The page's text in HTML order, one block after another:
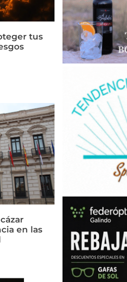
tus
en las